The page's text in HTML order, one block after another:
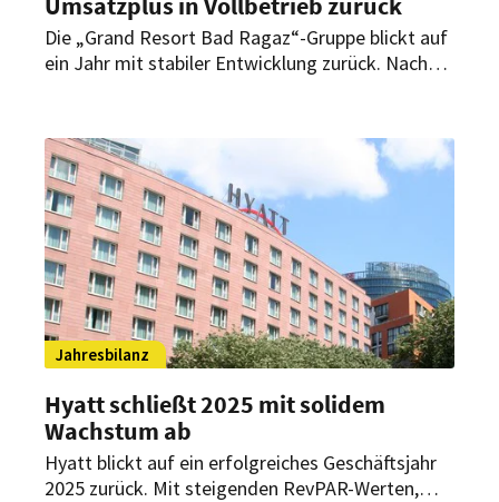
Die „Grand Resort Bad Ragaz“-Gruppe blickt auf
ein Jahr mit stabiler Entwicklung zurück. Nach
den Erneuerungsarbeiten in einzelnen Bereichen
konnte das Resort 2025 wieder in allen
Geschäftseinheiten im regulären Vollbetrieb
arbeiten und treibt zugleich seine langfristige
Strategie voran.
Jahresbilanz
Hyatt schließt 2025 mit solidem
Wachstum ab
Hyatt blickt auf ein erfolgreiches Geschäftsjahr
2025 zurück. Mit steigenden RevPAR-Werten,